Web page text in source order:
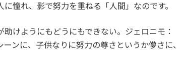
憧れ、影で努力を重ねる「人間」なのです。
けようにもどうにもできない。ジェロニモ：
ンに、子供なりに努力の尊さというか儚さに、